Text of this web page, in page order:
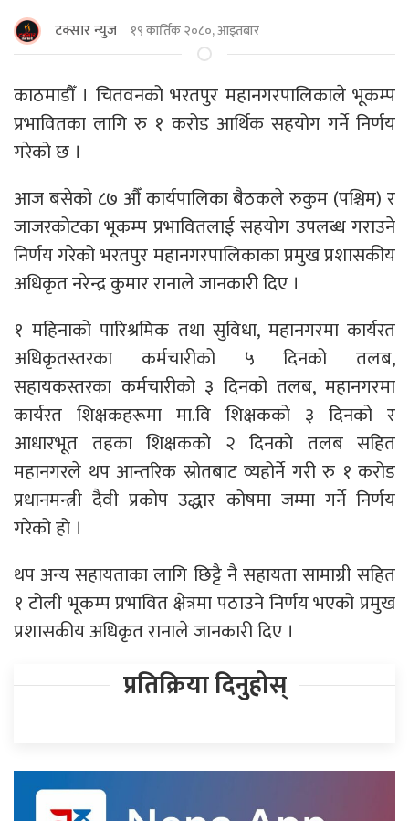
टक्सार न्युज १९ कार्तिक २०८०, आइतबार
काठमाडौँ । चितवनको भरतपुर महानगरपालिकाले भूकम्प
प्रभावितका लागि रु १ करोड आर्थिक सहयोग गर्ने निर्णय
गरेको छ ।
आज बसेको ८७ औँ कार्यपालिका बैठकले रुकुम (पश्चिम) र
जाजरकोटका भूकम्प प्रभावितलाई सहयाेग उपलब्ध गराउने
निर्णय गरेको भरतपुर महानगरपालिकाका प्रमुख प्रशासकीय
अधिकृत नरेन्द्र कुमार रानाले जानकारी दिए ।
१ महिनाको पारिश्रमिक तथा सुविधा, महानगरमा कार्यरत
अधिकृतस्तरका कर्मचारीको ५ दिनको तलब,
सहायकस्तरका कर्मचारीको ३ दिनको तलब, महानगरमा
कार्यरत शिक्षकहरूमा मा.वि शिक्षकको ३ दिनको र
आधारभूत तहका शिक्षकको २ दिनको तलब सहित
महानगरले थप आन्तरिक स्रोतबाट व्यहोर्ने गरी रु १ करोड
प्रधानमन्त्री दैवी प्रकोप उद्धार कोषमा जम्मा गर्ने निर्णय
गरेको हो ।
थप अन्य सहायताका लागि छिट्टै नै सहायता सामाग्री सहित
१ टोली भूकम्प प्रभावित क्षेत्रमा पठाउने निर्णय भएको प्रमुख
प्रशासकीय अधिकृत रानाले जानकारी दिए ।
प्रतिक्रिया दिनुहोस्